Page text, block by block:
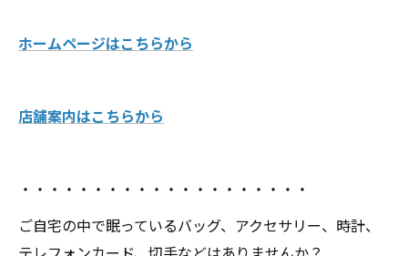
ホームページはこちらから
店舗案内はこちらから
・・・・・・・・・・・・・・・・・・・・
ご自宅の中で眠っているバッグ、アクセサリー、時計、